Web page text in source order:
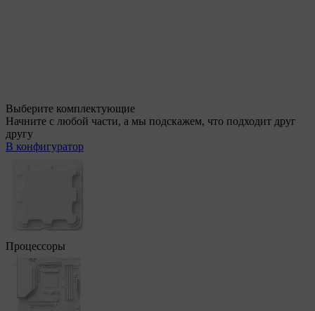
Выберите комплектующие
Начните с любой части, а мы подскажем, что подходит друг
другу
В конфигуратор
Процессоры